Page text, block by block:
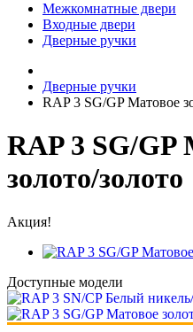
Межкомнатные двери
Входные двери
Дверные ручки
Дверные ручки
RAP 3 SG/GP Матовое
RAP 3 SG/GP
золото/золото
Акция!
Доступные модели